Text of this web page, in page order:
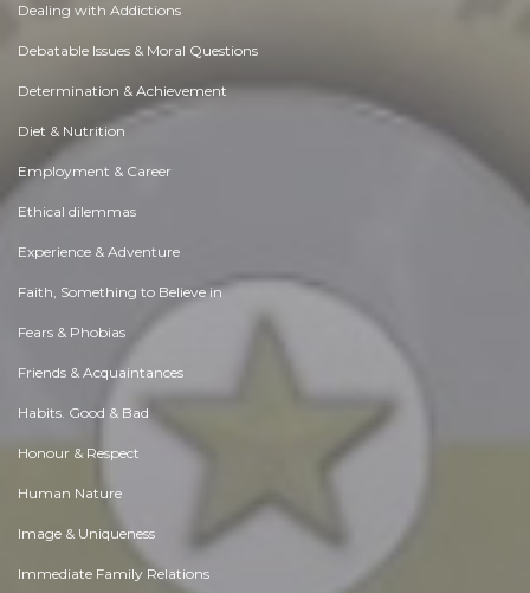
Dealing with Addictions
Debatable Issues & Moral Questions
Determination & Achievement
Diet & Nutrition
Employment & Career
Ethical dilemmas
Experience & Adventure
Faith, Something to Believe in
Fears & Phobias
Friends & Acquaintances
Habits. Good & Bad
Honour & Respect
Human Nature
Image & Uniqueness
Immediate Family Relations